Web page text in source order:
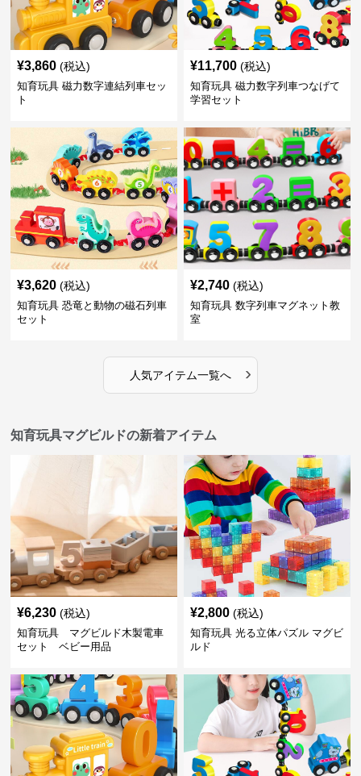
¥3,860 (税込)
知育玩具 磁力数字連結列車セッ
ト
¥11,700 (税込)
知育玩具 磁力数字列車つなげて
学習セット
¥3,620 (税込)
知育玩具 恐竜と動物の磁石列車
セット
¥2,740 (税込)
知育玩具 数字列車マグネット教
室
人気アイテム一覧へ ›
知育玩具マグビルドの新着アイテム
¥6,230 (税込)
知育玩具 マグビルド木製電車
セット ベビー用品
¥2,800 (税込)
知育玩具 光る立体パズル マグビ
ルド